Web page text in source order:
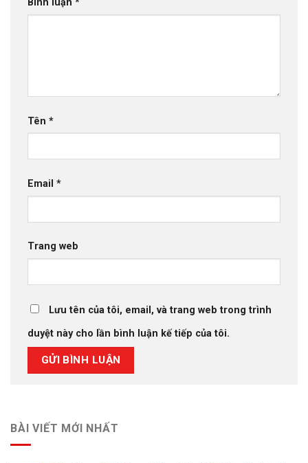
Bình luận *
Tên *
Email *
Trang web
Lưu tên của tôi, email, và trang web trong trình
duyệt này cho lần bình luận kế tiếp của tôi.
BÀI VIẾT MỚI NHẤT